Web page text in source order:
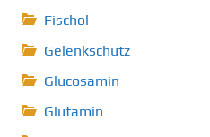
Fischol
Gelenkschutz
Glucosamin
Glutamin